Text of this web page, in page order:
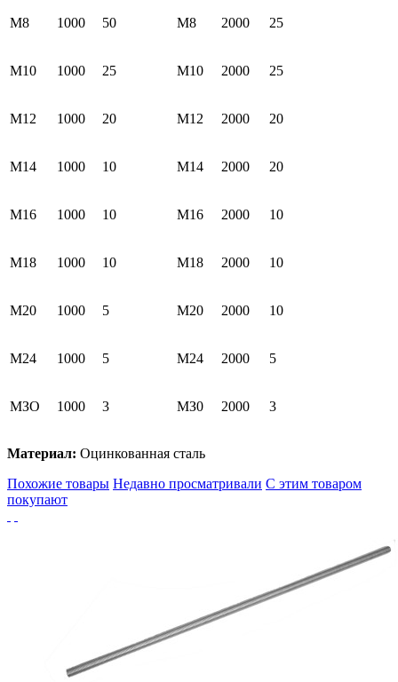
М8 1000 50 М8 2000 25
М10 1000 25 М10 2000 25
М12 1000 20 М12 2000 20
М14 1000 10 М14 2000 20
М16 1000 10 М16 2000 10
М18 1000 10 М18 2000 10
М20 1000 5 М20 2000 10
М24 1000 5 М24 2000 5
МЗО 1000 3 МЗ0 2000 3
Материал: Оцинкованная сталь
Похожие товары Недавно просматривали С этим товаром
покупают